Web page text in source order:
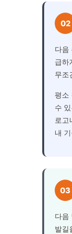
02
다음
급하
무조
평소
수
로고
내
03
다음
발길